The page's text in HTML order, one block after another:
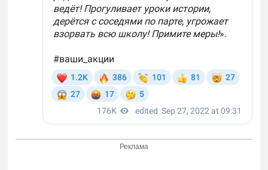
Реклама